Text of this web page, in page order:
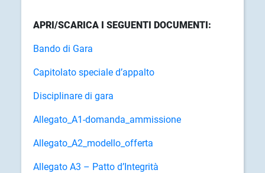
APRI/SCARICA I SEGUENTI DOCUMENTI:
Bando di Gara
Capitolato speciale d’appalto
Disciplinare di gara
Allegato_A1-domanda_ammissione
Allegato_A2_modello_offerta
Allegato A3 – Patto d’Integrità